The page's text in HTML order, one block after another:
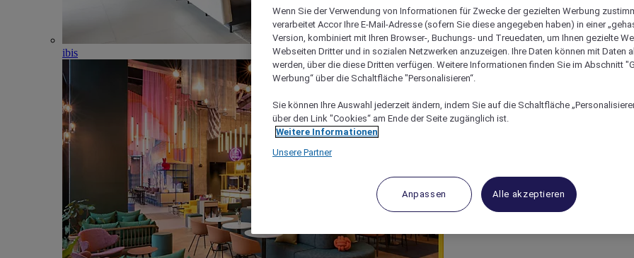
ibis
Wenn Sie der Verwendung von Informationen für Zwecke der gezielten Werbung
verarbeitet Accor Ihre E-Mail-Adresse (sofern Sie diese angegeben haben) in einer
Version, kombiniert mit Ihren Browser-, Buchungs- und Treuedaten, um Ihnen gezielte
Webseiten Dritter und in sozialen Netzwerken anzuzeigen. Ihre Daten können mit Daten
werden, über die diese Dritten verfügen. Weitere Informationen finden Sie im Abschnitt
Werbung“ über die Schaltfläche "Personalisieren“.
Sie können Ihre Auswahl jederzeit ändern, indem Sie auf die Schaltfläche
über den Link "Cookies“ am Ende der Seite zugänglich ist.
Weitere Informationen
Unsere Partner
Anpassen Alle akzeptieren